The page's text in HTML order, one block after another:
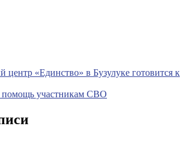
«Единство» в Бузулуке готовится к
помощь участникам СВО